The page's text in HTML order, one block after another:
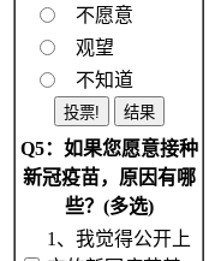
不愿意
观望
不知道
Q5：如果您愿意接种
新冠疫苗，原因有哪
些？(多选)
1、我觉得公开上